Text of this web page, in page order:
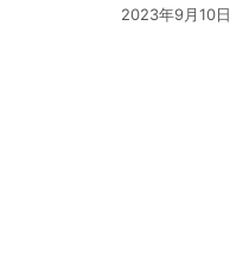
2023年9月10日